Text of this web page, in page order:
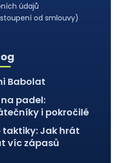
ý
p
u
údajů
od smlouvy)
Babolat
padel:
i pokročilé
Jak hrát
víc zápasů